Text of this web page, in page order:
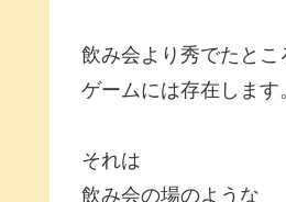
飲み会より秀でたとこ
ゲームには存在します
それは
飲み会の場のような